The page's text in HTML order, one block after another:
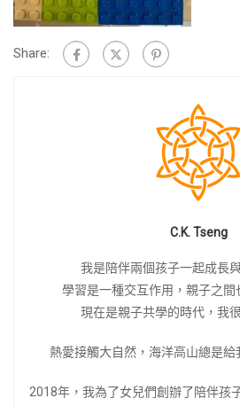
Share:
C.K. Tseng
我是陪伴兩個孩子一起成長
學習是一種交互作用，親子之間
現在是親子共學的時代，我
熱愛接觸大自然，海洋高山總是給
2018年，我為了女兒們創辦了陪伴孩